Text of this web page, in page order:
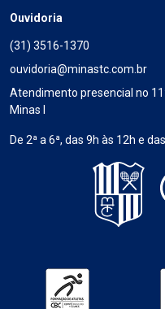
Ouvidoria
(31) 3516-1370
ouvidoria@minastc.com.br
Atendimento presencial no
Minas I
De 2ª a 6ª, das 9h às 12h e